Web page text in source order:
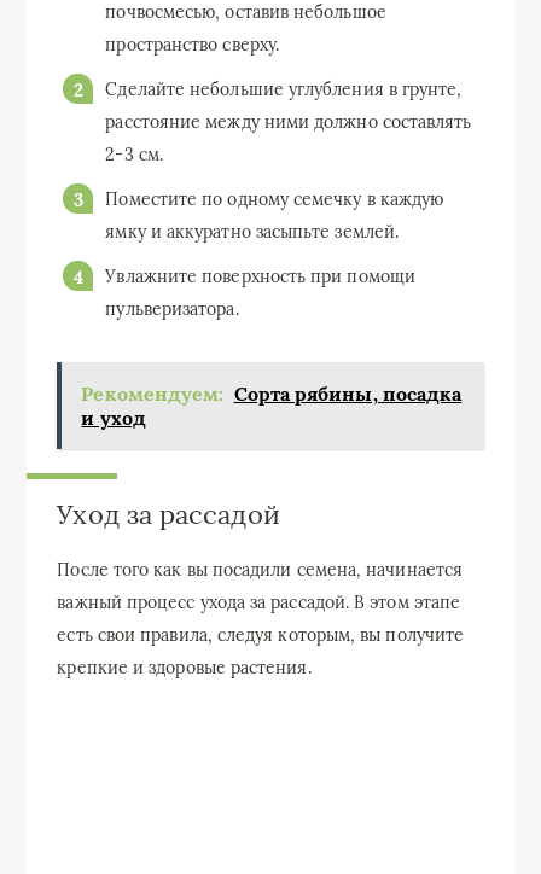
почвосмесью, оставив небольшое
пространство сверху.
Сделайте небольшие углубления в грунте,
расстояние между ними должно составлять
2-3 см.
Поместите по одному семечку в каждую
ямку и аккуратно засыпьте землей.
Увлажните поверхность при помощи
пульверизатора.
Рекомендуем: Сорта рябины, посадка
и уход
Уход за рассадой
После того как вы посадили семена, начинается
важный процесс ухода за рассадой. В этом этапе
есть свои правила, следуя которым, вы получите
крепкие и здоровые растения.